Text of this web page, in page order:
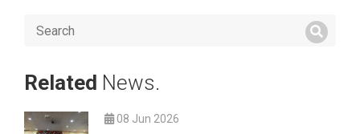
Related News.
08 Jun 2026